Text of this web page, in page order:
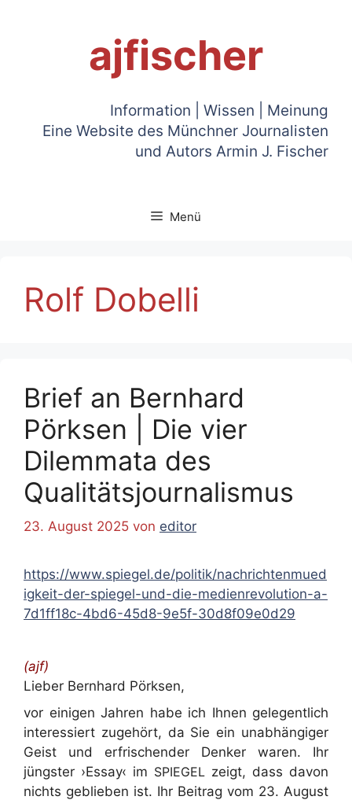
ajfischer
Information | Wissen | Meinung
Eine Website des Münchner Journalisten
und Autors Armin J. Fischer
Menü
Rolf Dobelli
Brief an Bernhard
Pörksen | Die vier
Dilemmata des
Qualitätsjournalismus
23. August 2025 von editor
https://www.spiegel.de/politik/nachrichtenmued
igkeit-der-spiegel-und-die-medienrevolution-a-
7d1ff18c-4bd6-45d8-9e5f-30d8f09e0d29
(ajf)
Lieber Bernhard Pörksen,
vor einigen Jahren habe ich Ihnen gelegentlich
interessiert zugehört, da Sie ein unabhängiger
Geist und erfrischender Denker waren. Ihr
jüngster ›Essay‹ im SPIEGEL zeigt, dass davon
nichts geblieben ist. Ihr Beitrag vom 23. August